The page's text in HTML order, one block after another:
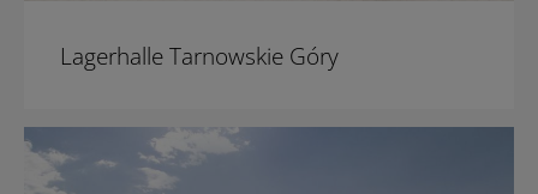
Lagerhalle Tarnowskie Góry